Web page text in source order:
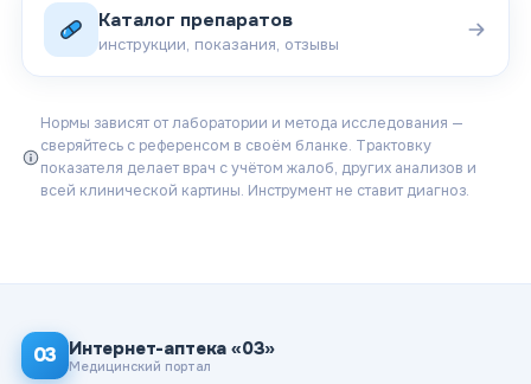
Каталог препаратов
инструкции, показания, отзывы
Нормы зависят от лаборатории и метода исследования —
сверяйтесь с референсом в своём бланке. Трактовку
показателя делает врач с учётом жалоб, других анализов и
всей клинической картины. Инструмент не ставит диагноз.
03 Интернет-аптека «03»
Медицинский портал